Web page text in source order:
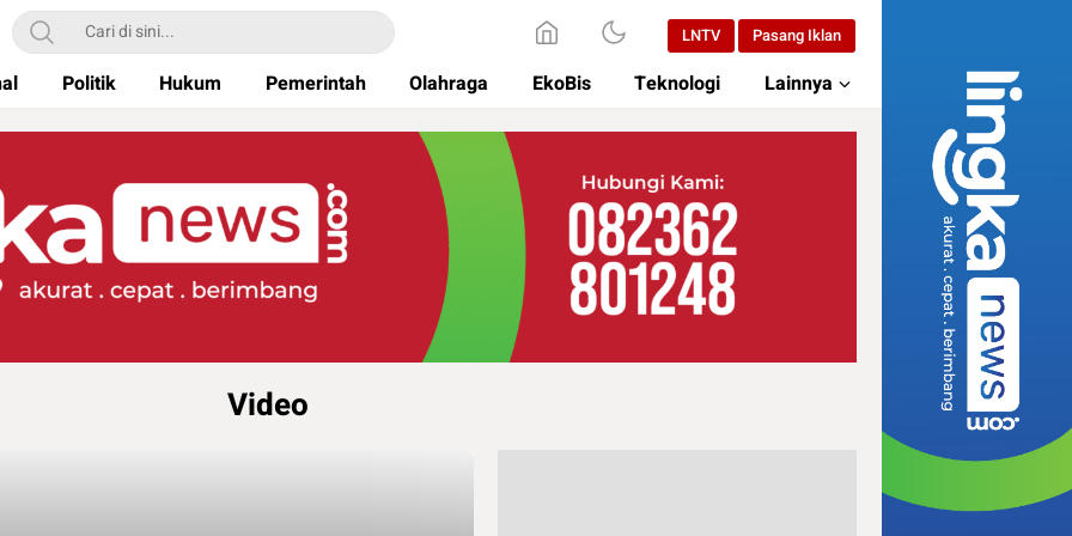
LNTV Pasang Iklan
Politik Hukum Pemerintah Olahraga EkoBis Teknologi Lainnya
Video